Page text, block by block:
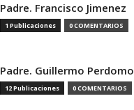
Padre. Francisco Jimenez
1 Publicaciones 0 COMENTARIOS
Padre. Guillermo Perdomo
12 Publicaciones 0 COMENTARIOS